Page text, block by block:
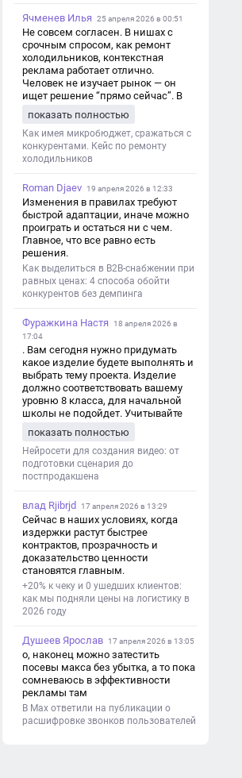
Ячменев Илья 25 апреля 2026 в 00:51
Не совсем согласен. В нишах с
срочным спросом, как ремонт
холодильников, контекстная
реклама работает отлично.
Человек не изучает рынок — он
ищет решение “прямо сейчас”. В
и ловит самый горячий трафик,
тогда как SEO в таких задачах
просто не успевает.
показать полностью
Как имея микробюджет, сражаться с
конкурентами. Кейс по ремонту
холодильников
Roman Djaev 19 апреля 2026 в 12:33
Изменения в правилах требуют
быстрой адаптации, иначе можно
проиграть и остаться ни с чем.
Главное, что все равно есть
решения.
Как выделиться в B2B-снабжении при
равных ценах: 4 способа обойти
конкурентов без демпинга
Фуражкина Настя
18 апреля 2026 в
17:04
. Вам сегодня нужно придумать
какое изделие будете выполнять и
выбрать тему проекта. Изделие
должно соответствовать вашему
уровню 8 класса, для начальной
школы не подойдет. Учитывайте
уровня работы. Структура проекта 1.
Титульный лист - Название школы.
- Тип работы: «Проектная работа». -
Тема проекта. - Кто выполнил:
должность учителя. - Город, год. 2.
Введение - Актуальность темы
(почему это важно). - Цель и
задачи проекта. - Объект и предмет
исследования. - Методы работы. 3.
Основная часть - Теоретическая
основные понятия. - Практическая
глава: что сделано (исследование,
опрос, создание изделия и т. д.). -
Заключение - Краткие выводы по
проекту. - Достигнута ли цель. -
Практическая значимость работы.
5. Список литературы Перечень
использованных книг, статей,
сайтов. 6. Приложения (по
необходимости) Таблицы,
показать полностью
Нейросети для создания видео: от
подготовки сценария до
постпродакшена
влад Rjibrjd 17 апреля 2026 в 13:29
Сейчас в наших условиях, когда
издержки растут быстрее
контрактов, прозрачность и
доказательство ценности
становятся главным.
+20% к чеку и 0 ушедших клиентов:
как мы подняли цены на логистику в
2026 году
Душеев Ярослав 17 апреля 2026 в 13:05
о, наконец можно затестить
посевы макса без убытка, а то пока
сомневаюсь в эффективности
рекламы там
В Max ответили на публикации о
расшифровке звонков пользователей